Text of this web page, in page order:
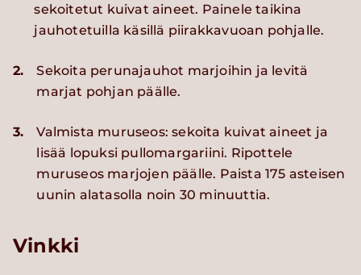
sekoitetut kuivat aineet. Painele taikina
jauhotetuilla käsillä piirakkavuoan pohjalle.
2.
Sekoita perunajauhot marjoihin ja levitä
marjat pohjan päälle.
3.
Valmista muruseos: sekoita kuivat aineet ja
lisää lopuksi pullomargariini. Ripottele
muruseos marjojen päälle. Paista 175 asteisen
uunin alatasolla noin 30 minuuttia.
Vinkki